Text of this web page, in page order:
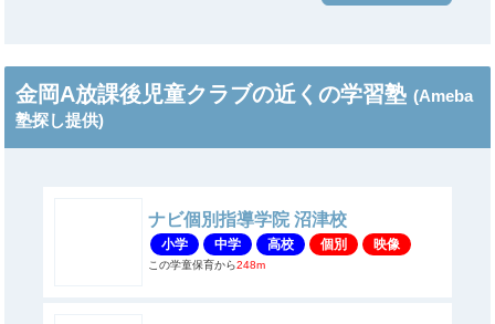
金岡A放課後児童クラブの近くの学習塾 (Ameba
塾探し提供)
ナビ個別指導学院 沼津校
小学 中学 高校 個別 映像
この学童保育から248m